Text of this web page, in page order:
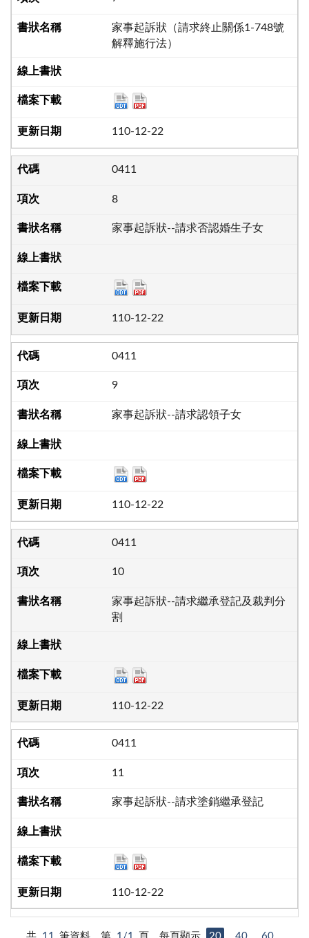
家事起訴狀（請求終止關係1-748號
解釋施行法）
110-12-22
0411
8
家事起訴狀--請求否認婚生子女
110-12-22
0411
9
家事起訴狀--請求認領子女
110-12-22
0411
10
家事起訴狀--請求繼承登記及裁判分
割
110-12-22
0411
11
家事起訴狀--請求塗銷繼承登記
110-12-22